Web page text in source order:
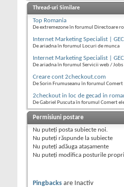
Thread-uri Similare
Top Romania
De extremezone în forumul Directoare
Internet Marketing Specialist |
De ariadna în forumul Locuri de munca
Internet Marketing Specialist |
De ariadna în forumul Servicii web / Jobs
Creare cont 2checkout.com
De Sorin Frumuseanu în forumul
2checkout in loc de gecad in
De Gabriel Puscuta în forumul Comert
Permisiuni postare
Nu puteţi posta subiecte noi.
Nu puteţi răspunde la subiecte
Nu puteţi adăuga ataşamente
Nu puteţi modifica posturile
Pingbacks are
Inactiv